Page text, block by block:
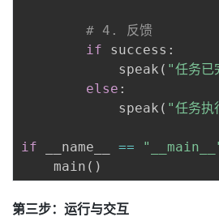
# 4. 反馈
if success :
            speak
( "任务已
else :
            speak
( "任务执
if __name__ ==
    main
( )
第三步：运行与交互